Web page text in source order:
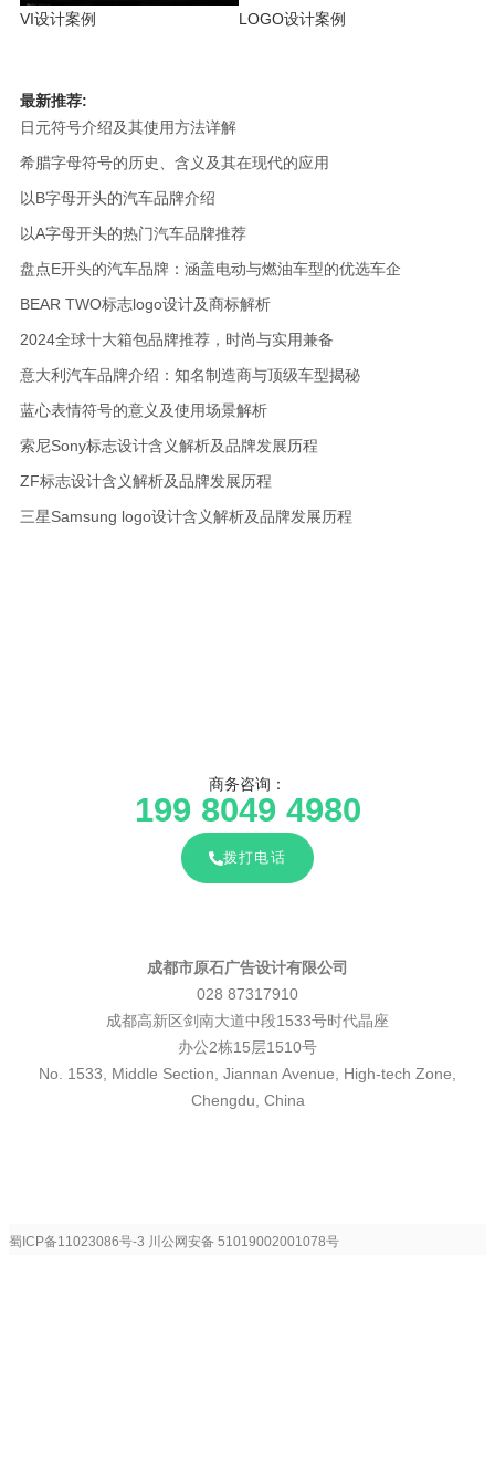
VI设计案例 LOGO设计案例
最新推荐:
日元符号介绍及其使用方法详解
希腊字母符号的历史、含义及其在现代的应用
以B字母开头的汽车品牌介绍
以A字母开头的热门汽车品牌推荐
盘点E开头的汽车品牌：涵盖电动与燃油车型的优选车企
BEAR TWO标志logo设计及商标解析
2024全球十大箱包品牌推荐，时尚与实用兼备
意大利汽车品牌介绍：知名制造商与顶级车型揭秘
蓝心表情符号的意义及使用场景解析
索尼Sony标志设计含义解析及品牌发展历程
ZF标志设计含义解析及品牌发展历程
三星Samsung logo设计含义解析及品牌发展历程
商务咨询：
199 8049 4980
拨打电话
成都市原石广告设计有限公司
028 87317910
成都高新区剑南大道中段1533号时代晶座
办公2栋15层1510号
No. 1533, Middle Section, Jiannan Avenue, High-tech Zone,
Chengdu, China
蜀ICP备11023086号-3 川公网安备 51019002001078号